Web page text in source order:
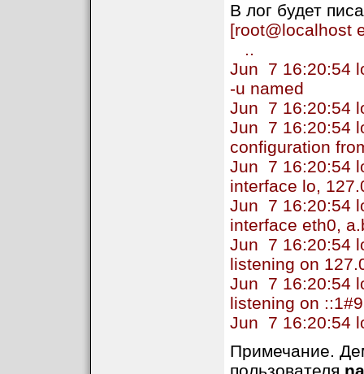
В лог будет
[root@localhost
..
Jun 7 16:20:54
-u named
Jun 7 16:20:54
Jun 7 16:20:54
configuration
Jun 7 16:20:54
interface lo,
Jun 7 16:20:54
interface eth0,
Jun 7 16:20:54
listening on
Jun 7 16:20:54
listening on
Jun 7 16:20:54
Примечание.